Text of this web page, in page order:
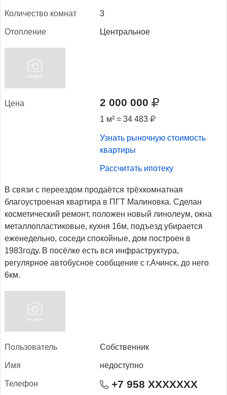
Ко­личес­тво ком­нат 3
Отоп­ле­ние Центральное
Це­на 2 000 000
1 м² = 34 483
Узнать рыночную стоимость
квартиры
Рассчитать ипотеку
В связи с переездом продаётся трёхкомнатная
благоустроеная квартира в ПГТ Малиновка. Сделан
косметический ремонт, положен новый линолеум, окна
металлопластиковые, кухня 16м, подъезд убирается
еженедельно, соседи спокойные, дом построен в
1983году. В посёлке есть вся инфраструктура,
регулярное автобусное сообщение с г.Ачинск, до него
6км.
Поль­зо­ватель Собственник
Имя недоступно
Те­лефон +7 958 XXXXXXX